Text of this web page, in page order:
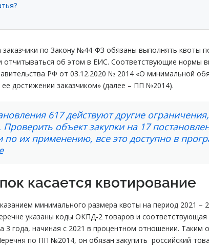
заказчики по Закону №44-ФЗ обязаны выполнять квоты
отчитываться об этом в ЕИС. Соответствующие нормы
РФ от 03.12.2020 № 2014 «О минимальной
ее достижении заказчиком» (далее – ПП №2014).
617 действуют другие
объект закупки на 17
по их применению, все это доступно в
касается квотирование
минимального размера квоты на период 2021 –
указаны коды ОКПД-2 товаров и соответствующая
3 года, начиная с 2021 в процентном отношении. Таким
по ПП №2014, он обязан закупить российский